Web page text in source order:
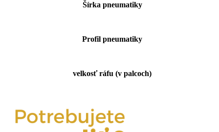
Šírka pneumatiky
Profil pneumatiky
velkosť ráfu (v palcoch)